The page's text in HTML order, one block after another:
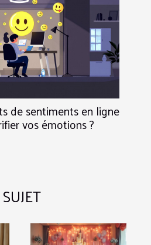
de sentiments en ligne
vos émotions ?